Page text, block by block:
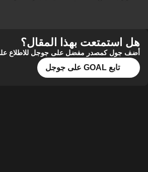
هل استمتعت بهذا المقال؟
أضف جول كمصدر مفضل على جوجل للاطلاع على
تابع GOAL على جوجل